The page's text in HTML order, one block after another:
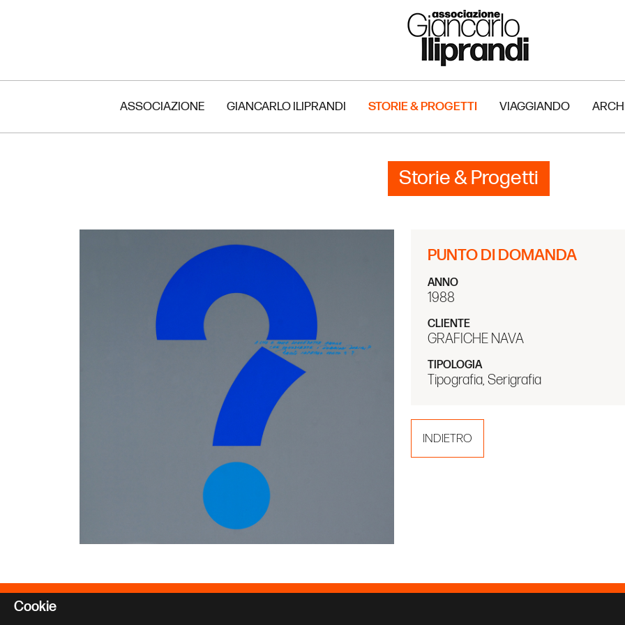
Cookie
ASSOCIAZIONE GIANCARLO ILIPRANDI STORIE & PROGETTI VIAGGIANDO
Storie & Progetti
PUNTO DI DOMANDA
ANNO
1988
CLIENTE
GRAFICHE NAVA
TIPOLOGIA
Tipografia, Serigrafia
INDIETRO